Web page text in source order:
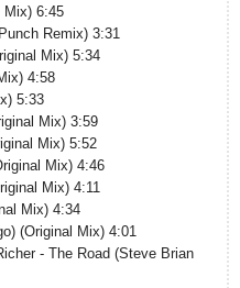
Mix) 6:45
Remix) 3:31
Mix) 5:34
4:58
5:33
Mix) 3:59
Mix) 5:52
Mix) 4:46
Mix) 4:11
Mix) 4:34
(Original Mix) 4:01
- The Road (Steve Brian